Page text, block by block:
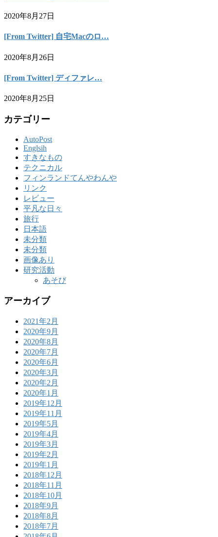
2020年8月27日
[From Twitter] 自宅Macのロ…
2020年8月26日
[From Twitter] ディファレ…
2020年8月25日
カテゴリー
AutoPost
Englsih
すきなもの
テクニカル
フィンランドてんやわんや
リンク
レビュー
平凡な日々
旅行
日本語
未分類
未分類
画像あり
研究活動
あそび
アーカイブ
2021年2月
2020年9月
2020年8月
2020年7月
2020年6月
2020年3月
2020年2月
2020年1月
2019年12月
2019年11月
2019年5月
2019年4月
2019年3月
2019年2月
2019年1月
2018年12月
2018年11月
2018年10月
2018年9月
2018年8月
2018年7月